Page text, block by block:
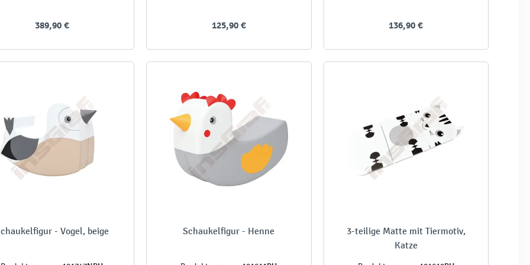
389,90 € 125,90 € 136,90 €
- Vogel, beige Schaukelfigur - Henne
3-teilige Matte mit Tiermotiv,
Katze